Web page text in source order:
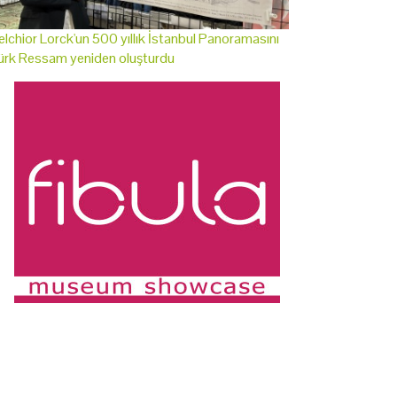
Lorck'un 500 yıllık İstanbul Panoramasını
Ressam yeniden oluşturdu